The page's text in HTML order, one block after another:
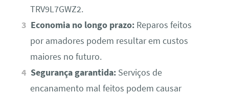
TRV9L7GWZ2.
Economia no longo prazo: Reparos feitos
por amadores podem resultar em custos
maiores no futuro.
Segurança garantida: Serviços de
encanamento mal feitos podem causar